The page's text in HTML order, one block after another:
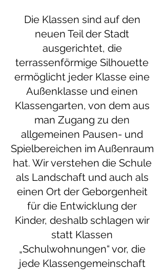
Die Klassen sind auf den
neuen Teil der Stadt
ausgerichtet, die
terrassenförmige Silhouette
ermöglicht jeder Klasse eine
Außenklasse und einen
Klassengarten, von dem aus
man Zugang zu den
allgemeinen Pausen- und
Spielbereichen im Außenraum
hat. Wir verstehen die Schule
als Landschaft und auch als
einen Ort der Geborgenheit
für die Entwicklung der
Kinder, deshalb schlagen wir
statt Klassen
„Schulwohnungen“ vor, die
jede Klassengemeinschaft